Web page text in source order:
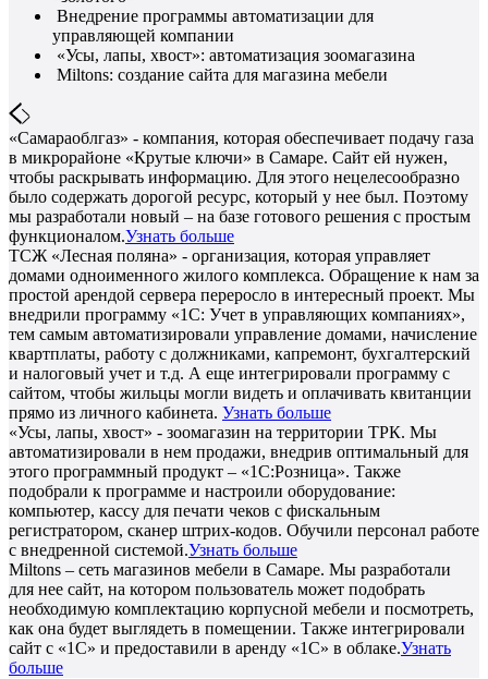
Внедрение программы автоматизации для
управляющей компании
«Усы, лапы, хвост»: автоматизация зоомагазина
Miltons: создание сайта для магазина мебели
«Самараоблгаз» - компания, которая обеспечивает подачу газа
в микрорайоне «Крутые ключи» в Самаре. Сайт ей нужен,
чтобы раскрывать информацию. Для этого нецелесообразно
было содержать дорогой ресурс, который у нее был. Поэтому
мы разработали новый – на базе готового решения с простым
функционалом.Узнать больше
ТСЖ «Лесная поляна» - организация, которая управляет
домами одноименного жилого комплекса. Обращение к нам за
простой арендой сервера переросло в интересный проект. Мы
внедрили программу «1С: Учет в управляющих компаниях»,
тем самым автоматизировали управление домами, начисление
квартплаты, работу с должниками, капремонт, бухгалтерский
и налоговый учет и т.д. А еще интегрировали программу с
сайтом, чтобы жильцы могли видеть и оплачивать квитанции
прямо из личного кабинета. Узнать больше
«Усы, лапы, хвост» - зоомагазин на территории ТРК. Мы
автоматизировали в нем продажи, внедрив оптимальный для
этого программный продукт – «1С:Розница». Также
подобрали к программе и настроили оборудование:
компьютер, кассу для печати чеков с фискальным
регистратором, сканер штрих-кодов. Обучили персонал работе
с внедренной системой.Узнать больше
Miltons – сеть магазинов мебели в Самаре. Мы разработали
для нее сайт, на котором пользователь может подобрать
необходимую комплектацию корпусной мебели и посмотреть,
как она будет выглядеть в помещении. Также интегрировали
сайт с «1С» и предоставили в аренду «1С» в облаке.Узнать
больше